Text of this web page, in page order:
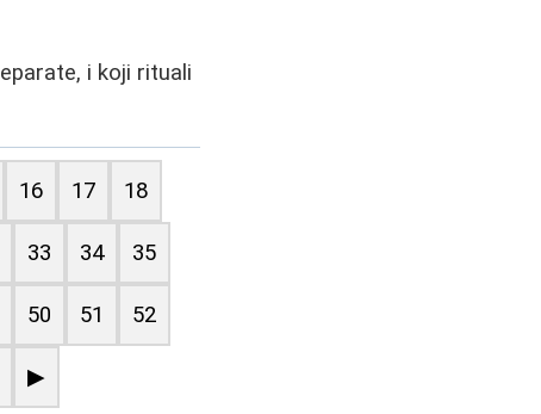
i koji rituali
16 17 18
33 34 35
50 51 52
▶